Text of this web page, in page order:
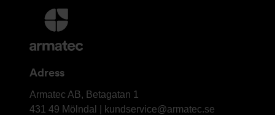
Ytterligare
information
och
Adress
Armatec
AB
Armatec AB, Betagatan 1
431 49 Mölndal |
kundservice@armatec.se